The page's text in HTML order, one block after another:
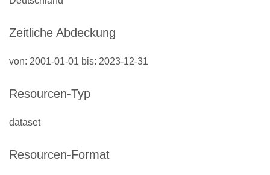
Zeitliche Abdeckung
von: 2001-01-01 bis: 2023-12-31
Resourcen-Typ
dataset
Resourcen-Format